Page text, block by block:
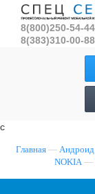
с
8(800)250-54-44
8(383)310-00-88
Главная— Андроид
NOKIA —